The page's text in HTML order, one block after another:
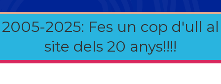
2005-2025: Fes un cop d'ull al
site dels 20 anys!!!!